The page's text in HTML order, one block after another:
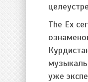
The Ex
уже